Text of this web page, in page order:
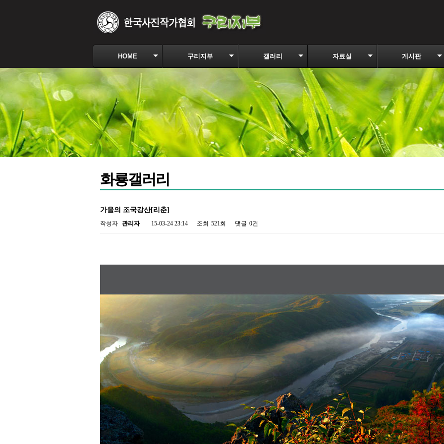
HOME 구리지부 갤러리 자료실 게시판
화룡갤러리
가을의 조국강산[리춘]
작성자 관리자 15-03-24 23:14 조회 521회 댓글 0건